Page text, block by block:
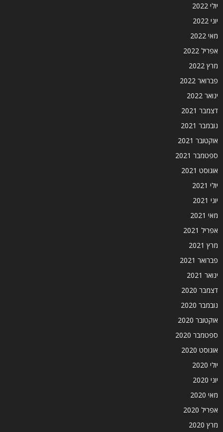
יולי 2022
יוני 2022
מאי 2022
אפריל 2022
מרץ 2022
פברואר 2022
ינואר 2022
דצמבר 2021
נובמבר 2021
אוקטובר 2021
ספטמבר 2021
אוגוסט 2021
יולי 2021
יוני 2021
מאי 2021
אפריל 2021
מרץ 2021
פברואר 2021
ינואר 2021
דצמבר 2020
נובמבר 2020
אוקטובר 2020
ספטמבר 2020
אוגוסט 2020
יולי 2020
יוני 2020
מאי 2020
אפריל 2020
מרץ 2020